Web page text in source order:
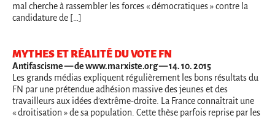
mal cherche à rassembler les forces « démocratiques » contre la
candidature de […]
MYTHES ET RÉALITÉ DU VOTE FN
Antifascisme— de www.marxiste.org — 14. 10. 2015
Les grands médias expliquent régulièrement les bons résultats du
FN par une prétendue adhésion massive des jeunes et des
travailleurs aux idées d’extrême-droite. La France connaîtrait une
« droitisation » de sa population. Cette thèse parfois reprise par les